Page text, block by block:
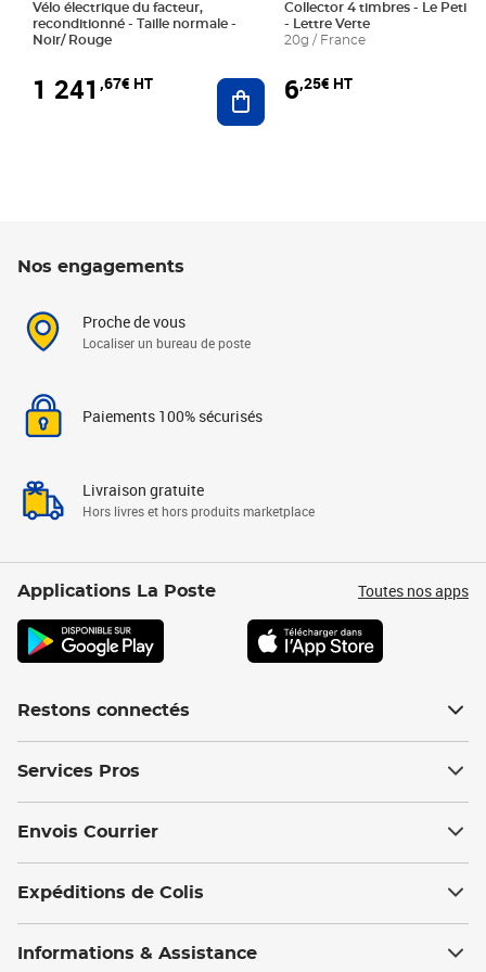
Vélo électrique du facteur,
reconditionné - Taille normale -
Noir/ Rouge
1 241 ,67€ HT Ajouter au panier
Collector 4 timbres - Le Petit
- Lettre Verte
20g / France
6,25€ HT
Nos engagements
Proche de vous
Localiser un bureau de poste
Paiements 100% sécurisés
Livraison gratuite
Hors livres et hors produits marketplace
Applications La Poste Toutes nos apps
Restons connectés
Services Pros
Envois Courrier
Expéditions de Colis
Informations & Assistance